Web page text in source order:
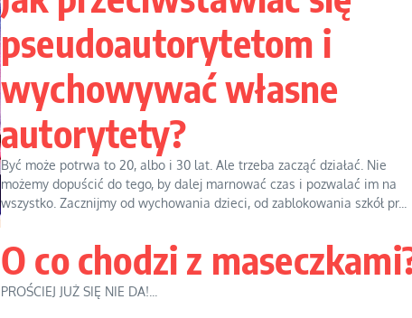
pseudoautorytetom i
wychowywać własne
autorytety?
Być może potrwa to 20, albo i 30 lat. Ale trzeba zacząć działać. Nie
możemy dopuścić do tego, by dalej marnować czas i pozwalać im na
wszystko. Zacznijmy od wychowania dzieci, od zablokowania szkół pr...
O co chodzi z
PROŚCIEJ JUŻ SIĘ NIE DA!...